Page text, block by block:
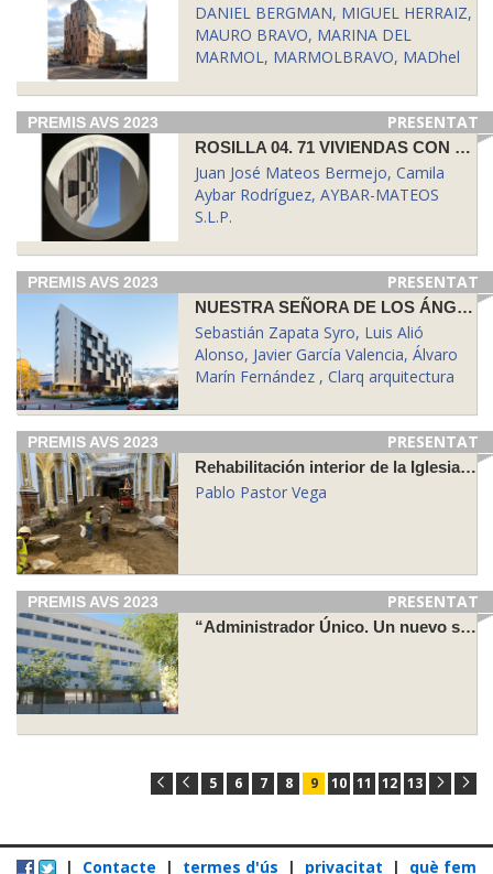
DANIEL BERGMAN, MIGUEL HERRAIZ,
MAURO BRAVO, MARINA DEL
MARMOL, MARMOLBRAVO, MADhel
PRESENTAT
PREMIS AVS 2023
ROSILLA 04. 71 VIVIENDAS CON PROTECCIÓN PÚBLICA EN ARRENDAMIENTO Y GARAJES EN EL DISTRITO DE VILLA DE VALLECAS, MADRID.
Juan José Mateos Bermejo, Camila
Aybar Rodríguez, AYBAR-MATEOS
S.L.P.
PRESENTAT
PREMIS AVS 2023
NUESTRA SEÑORA DE LOS ÁNGELES 12. 69 VIVIENDAS CON PROTECCIÓN PÚBLICA EN ARRENDAMIENTO Y GARAJES EN EL DISTRITO DE PUENTE DE VALLECAS, MADRID.
Sebastián Zapata Syro, Luis Alió
Alonso, Javier García Valencia, Álvaro
Marín Fernández , Clarq arquitectura
PRESENTAT
PREMIS AVS 2023
Rehabilitación interior de la Iglesia de los Santos Mártires, Málaga
Pablo Pastor Vega
PRESENTAT
PREMIS AVS 2023
“Administrador Único. Un nuevo sistema de gestión de viviendas públicas”
5 6 7 8 9 10 11 12 13
| Contacte | termes d'ús | privacitat | què fem